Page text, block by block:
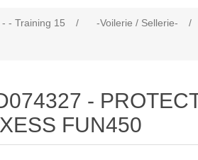
- Training 15 / -Voilerie / Sellerie-
/
-
FUN450